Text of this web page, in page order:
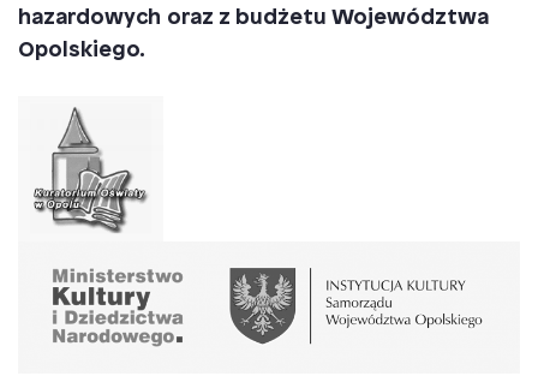
hazardowych oraz z budżetu Województwa
Opolskiego.